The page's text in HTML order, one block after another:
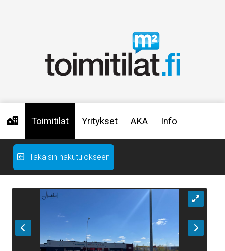
Toimitilat Yritykset AKA Info
Takaisin hakutulokseen